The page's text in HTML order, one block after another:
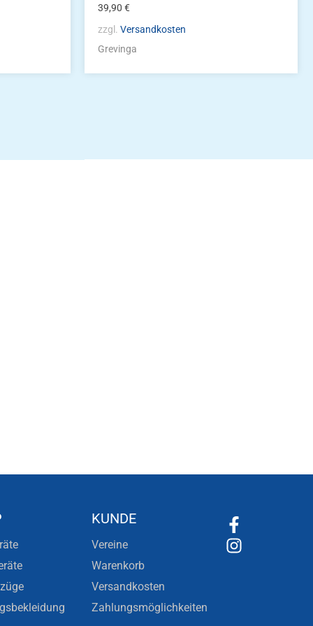
39,90€
zzgl.Versandkosten
Grevinga
KUNDE
Vereine
Warenkorb
Versandkosten
Zahlungsmöglichkeiten